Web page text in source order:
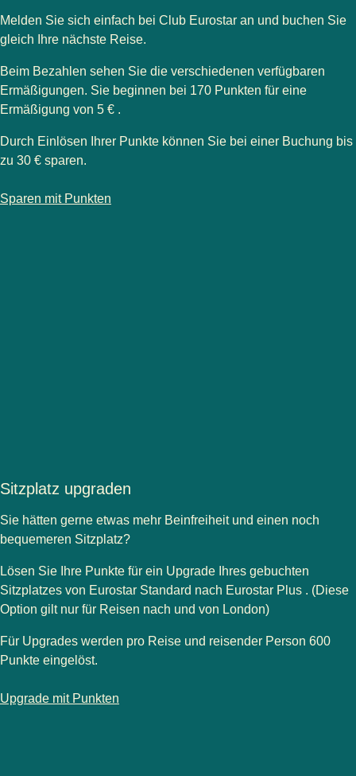
Melden Sie sich einfach bei Club Eurostar an und buchen Sie
gleich Ihre nächste Reise.
Beim Bezahlen sehen Sie die verschiedenen verfügbaren
Ermäßigungen. Sie beginnen bei 170 Punkten für eine
Ermäßigung von 5 € .
Durch Einlösen Ihrer Punkte können Sie bei einer Buchung bis
zu 30 € sparen.
Sparen mit Punkten
-Sparen beim Buchen von Eurostar-Zugtickets
Sitzplatz upgraden
Sie hätten gerne etwas mehr Beinfreiheit und einen noch
bequemeren Sitzplatz?
Lösen Sie Ihre Punkte für ein Upgrade Ihres gebuchten
Sitzplatzes von Eurostar Standard nach Eurostar Plus . (Diese
Option gilt nur für Reisen nach und von London)
Für Upgrades werden pro Reise und reisender Person 600
Punkte eingelöst.
Upgrade mit Punkten
- Sitzplatz upgraden